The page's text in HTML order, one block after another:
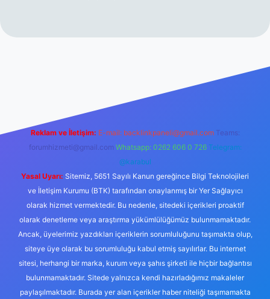
Reklam ve İletişim: E-mail: backlinkpaneli@gmail.com Teams:
forumhizmeti@gmail.com Whatsapp: 0262 606 0 726 Telegram:
@karabul
Yasal Uyarı: Sitemiz, 5651 Sayılı Kanun gereğince Bilgi Teknolojileri
ve İletişim Kurumu (BTK) tarafından onaylanmış bir Yer Sağlayıcı
olarak hizmet vermektedir. Bu nedenle, sitedeki içerikleri proaktif
olarak denetleme veya araştırma yükümlülüğümüz bulunmamaktadır.
Ancak, üyelerimiz yazdıkları içeriklerin sorumluluğunu taşımakta olup,
siteye üye olarak bu sorumluluğu kabul etmiş sayılırlar. Bu internet
sitesi, herhangi bir marka, kurum veya şahıs şirketi ile hiçbir bağlantısı
bulunmamaktadır. Sitede yalnızca kendi hazırladığımız makaleler
paylaşılmaktadır. Burada yer alan içerikler haber niteliği taşımamakta